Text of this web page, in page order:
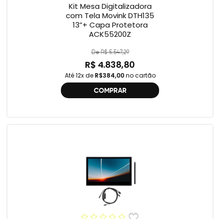
Kit Mesa Digitalizadora
com Tela Movink DTH135
13”+ Capa Protetora
ACK55200Z
De R$ 5.547,29
R$ 4.838,80
Até 12x de R$384,00no cartão
COMPRAR